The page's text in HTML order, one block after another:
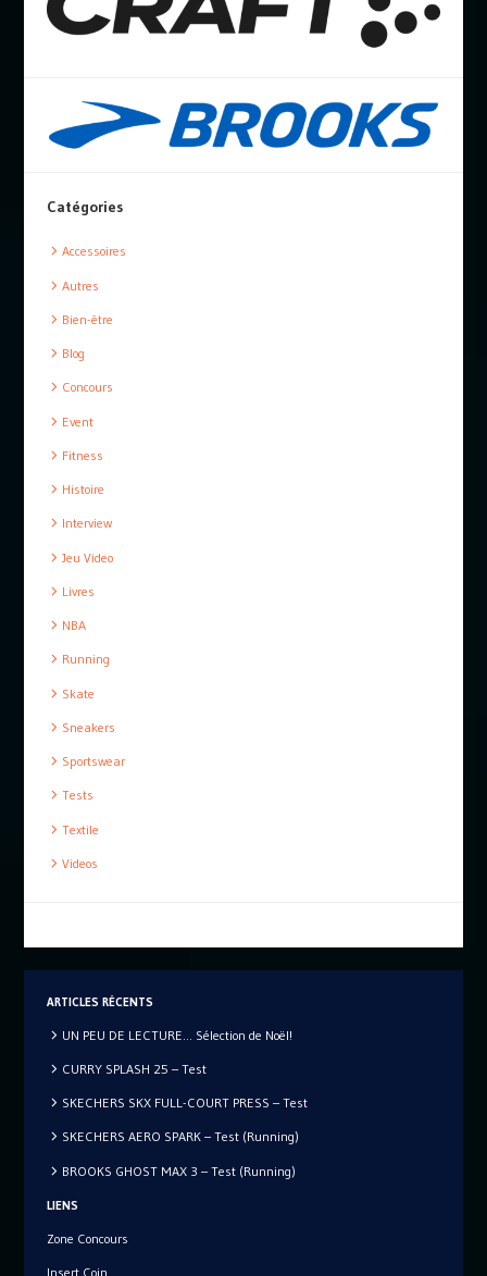
Catégories
Accessoires
Autres
Bien-être
Blog
Concours
Event
Fitness
Histoire
Interview
Jeu Video
Livres
NBA
Running
Skate
Sneakers
Sportswear
Tests
Textile
Videos
ARTICLES RÉCENTS
UN PEU DE LECTURE… Sélection de Noël!
CURRY SPLASH 25 – Test
SKECHERS SKX FULL-COURT PRESS – Test
SKECHERS AERO SPARK – Test (Running)
BROOKS GHOST MAX 3 – Test (Running)
LIENS
Zone Concours
Insert Coin